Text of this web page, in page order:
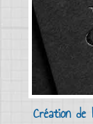
Création